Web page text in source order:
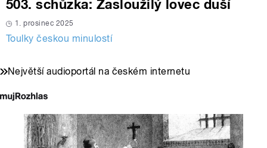
503. schůzka: Zasloužilý lovec duší
1. prosinec 2025
Toulky českou minulostí
Největší audioportál na českém internetu